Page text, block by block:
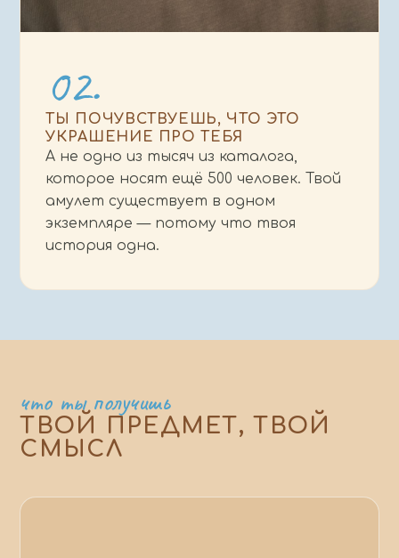
02.
ТЫ ПОЧУВСТВУЕШЬ, ЧТО ЭТО
УКРАШЕНИЕ ПРО ТЕБЯ
А не одно из тысяч из каталога,
которое носят ещё 500 человек. Твой
амулет существует в одном
экземпляре — потому что твоя
история одна.
что ты получишь
ТВОЙ ПРЕДМЕТ, ТВОЙ
СМЫСЛ